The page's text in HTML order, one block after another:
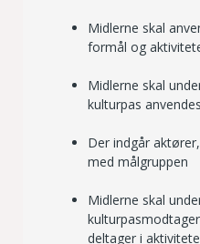
Midlerne skal
formål og
Midlerne skal
kulturpas anvendes
Der indgår
med målgruppen
Midlerne skal
deltager i